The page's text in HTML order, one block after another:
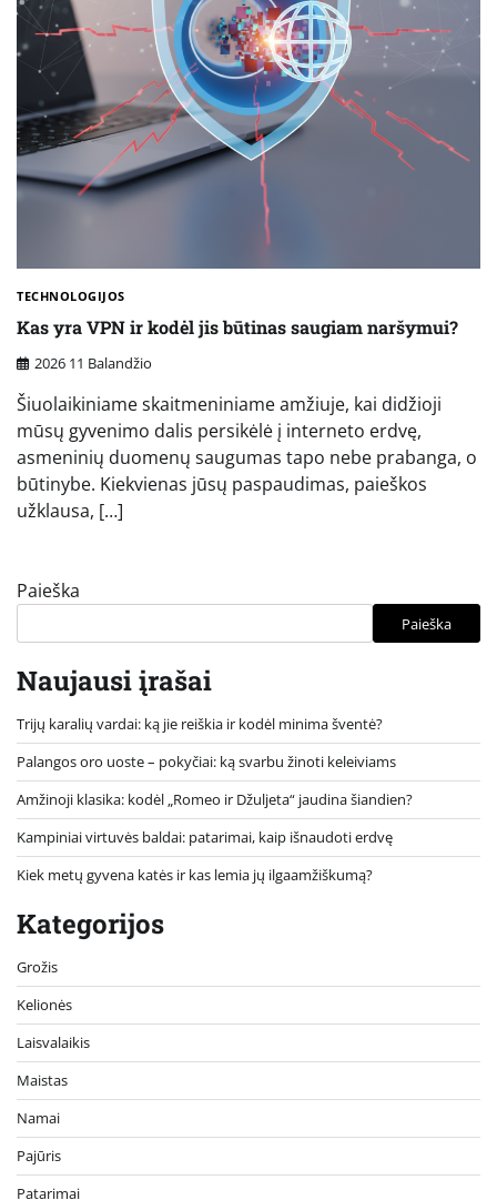
TECHNOLOGIJOS
Kas yra VPN ir kodėl jis būtinas saugiam naršymui?
2026 11 Balandžio
Šiuolaikiniame skaitmeniniame amžiuje, kai didžioji
mūsų gyvenimo dalis persikėlė į interneto erdvę,
asmeninių duomenų saugumas tapo nebe prabanga, o
būtinybe. Kiekvienas jūsų paspaudimas, paieškos
užklausa, […]
Paieška
Paieška
Naujausi įrašai
Trijų karalių vardai: ką jie reiškia ir kodėl minima šventė?
Palangos oro uoste – pokyčiai: ką svarbu žinoti keleiviams
Amžinoji klasika: kodėl „Romeo ir Džuljeta“ jaudina šiandien?
Kampiniai virtuvės baldai: patarimai, kaip išnaudoti erdvę
Kiek metų gyvena katės ir kas lemia jų ilgaamžiškumą?
Kategorijos
Grožis
Kelionės
Laisvalaikis
Maistas
Namai
Pajūris
Patarimai